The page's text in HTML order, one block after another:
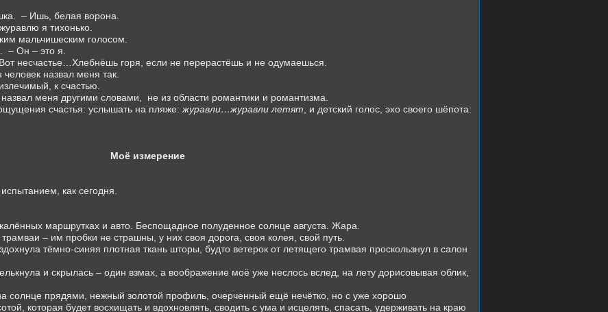
– Ишь, белая ворона.
я тихонько.
мальчишеским голосом.
– Он – это я.
несчастье…Хлебнёшь горя, если не перерастёшь и не одумаешься.
назвал меня так.
к счастью.
назвал меня другими словами,
не из области романтики и романтизма.
счастья: услышать на пляже:журавли…журавли летят, и детский голос, эхо своего шёпота:
Моё измерение
как сегодня.
маршрутках и авто. Беспощадное полуденное солнце августа. Жара.
– им пробки не страшны, у них своя дорога, своя колея, свой путь.
тёмно-синяя плотная ткань шторы, будто ветерок от летящего трамвая проскользнул в салон
и скрылась – один взмах, а воображение моё уже неслось вслед, на лету дорисовывая облик,
солнце прядями, нежный золотой профиль, очерченный ещё нечётко, но с уже хорошо
которая будет восхищать и вдохновлять, сводить с ума и исцелять, спасать, удерживать на краю